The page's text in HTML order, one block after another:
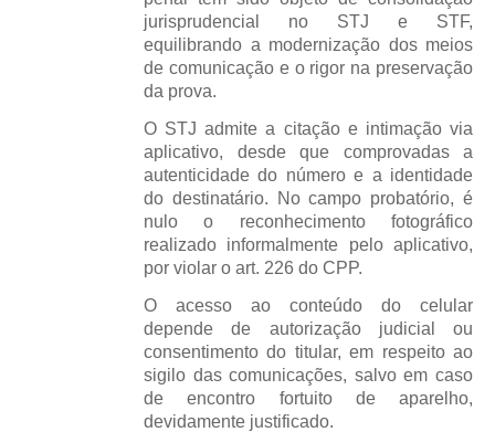
jurisprudencial no STJ e STF,
equilibrando a modernização dos meios
de comunicação e o rigor na preservação
da prova.
O STJ admite a citação e intimação via
aplicativo, desde que comprovadas a
autenticidade do número e a identidade
do destinatário. No campo probatório, é
nulo o reconhecimento fotográfico
realizado informalmente pelo aplicativo,
por violar o art. 226 do CPP.
O acesso ao conteúdo do celular
depende de autorização judicial ou
consentimento do titular, em respeito ao
sigilo das comunicações, salvo em caso
de encontro fortuito de aparelho,
devidamente justificado.